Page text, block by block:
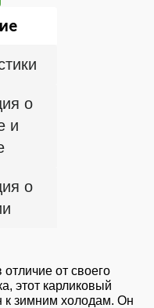
о
и
о
от своего
этот карликовый
к зимним холодам. Он